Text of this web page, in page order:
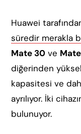
Huawei
süredir merakla
Mate 30 ve
diğerinden
kapasitesi ve
ayrılıyor. İki
bulunuyor.